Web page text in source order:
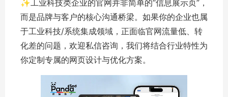
✨工业科技类企业的官网并非简单的“信息展示页”，
而是品牌与客户的核心沟通桥梁。如果你的企业也属
于工业科技/系统集成领域，正面临官网流量低、转
化差的问题，欢迎私信咨询，我们将结合行业特性为
你定制专属的网页设计与优化方案。